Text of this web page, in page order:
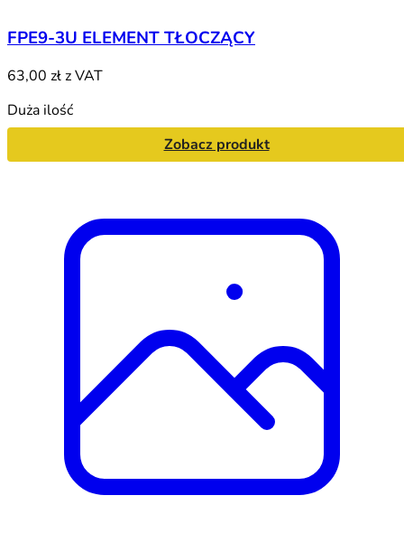
FPE9-3U ELEMENT TŁOCZĄCY
63,00 złz VAT
Duża ilość
Zobacz produkt